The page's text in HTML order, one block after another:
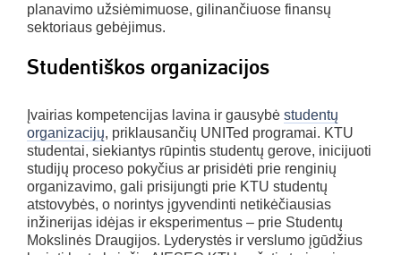
planavimo užsiėmimuose, gilinančiuose finansų
sektoriaus gebėjimus.
Studentiškos organizacijos
Įvairias kompetencijas lavina ir gausybė studentų
organizacijų, priklausančių UNITed programai. KTU
studentai, siekiantys rūpintis studentų gerove, inicijuoti
studijų proceso pokyčius ar prisidėti prie renginių
organizavimo, gali prisijungti prie KTU studentų
atstovybės, o norintys įgyvendinti netikėčiausias
inžinerijas idėjas ir eksperimentus – prie Studentų
Mokslinės Draugijos. Lyderystės ir verslumo įgūdžius